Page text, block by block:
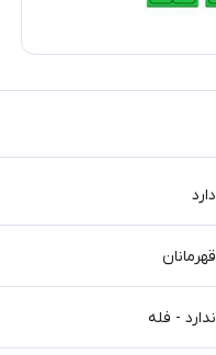
دارد
قهرمانان
ندارد - فله